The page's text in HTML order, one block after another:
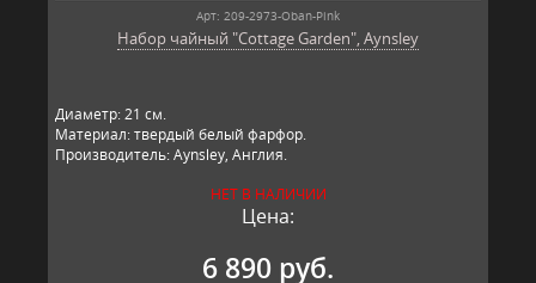
Арт: 209-2973-Oban-Pink
Набор чайный "Cottage Garden", Aynsley
Диаметр: 21 см.
Материал: твердый белый фарфор.
Производитель: Aynsley, Англия.
НЕТ В НАЛИЧИИ
Цена:
6 890 руб.